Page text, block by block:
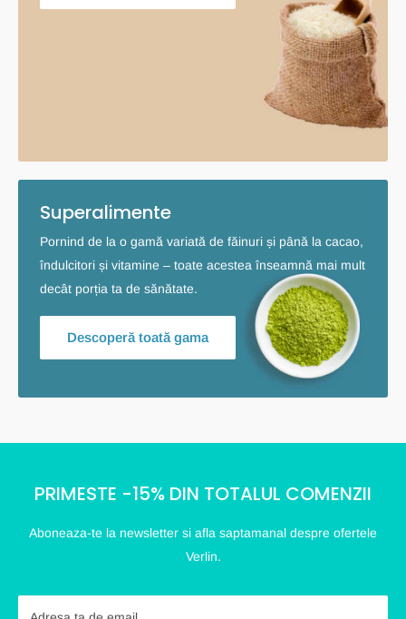
Superalimente
Pornind de la o gamă variată de făinuri și până la cacao,
îndulcitori și vitamine – toate acestea înseamnă mai mult
decât porția ta de sănătate.
Descoperă toată gama
PRIMESTE -15% DIN TOTALUL COMENZII
Aboneaza-te la newsletter si afla saptamanal despre ofertele
Verlin.